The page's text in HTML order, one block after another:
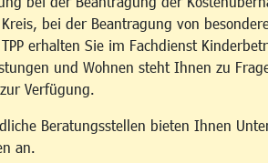
bei der Beantragung von
erhalten Sie im Fachdienst
und Wohnen steht Ihnen zu
Verfügung.
Beratungsstellen bieten Ihnen
an.